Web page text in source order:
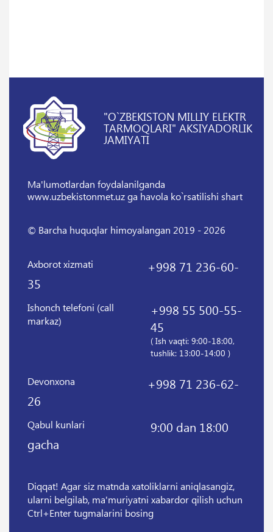
"O`ZBEKISTON MILLIY ELEKTR
TARMOQLARI" AKSIYADORLIK
JAMIYATI
Ma'lumotlardan foydalanilganda
www.uzbekistonmet.uz ga havola ko`rsatilishi shart
© Barcha huquqlar himoyalangan 2019 - 2026
Axborot xizmati
+998 71 236-60-
35
Ishonch telefoni (call
markaz)
+998 55 500-55-
45
( Ish vaqti: 9:00-18:00,
tushlik: 13:00-14:00 )
Devonxona
+998 71 236-62-
26
Qabul kunlari
9:00 dan 18:00
gacha
Diqqat! Agar siz matnda xatoliklarni aniqlasangiz,
ularni belgilab, ma'muriyatni xabardor qilish uchun
Ctrl+Enter tugmalarini bosing